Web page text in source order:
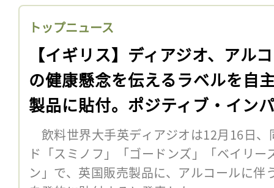
トップニュース
【イギリス】ディアジオ、アル
の健康懸念を伝えるラベルを自
製品に貼付。ポジティブ・イン
へ
飲料世界大手英ディアジオは12月16日
ド「スミノフ」「ゴードンズ」「ベイリ
ン」で、英国販売製品に、アルコールに伴